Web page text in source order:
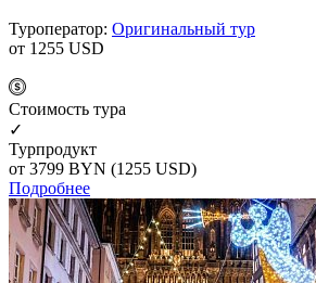
Туроператор: Оригинальный тур
от 1255 USD
Cтоимость тура
✓
Турпродукт
от 3799 BYN (1255 USD)
Подробнее